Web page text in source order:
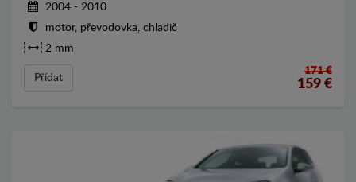
2004 - 2010
motor, převodovka, chladič
2 mm
Přídat
171 €
159 €